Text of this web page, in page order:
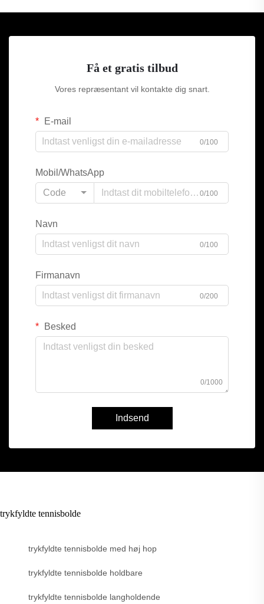
Få et gratis tilbud
Vores repræsentant vil kontakte dig snart.
E-mail
0/100
Mobil/WhatsApp
Code
0/100
Navn
0/100
Firmanavn
0/200
Besked
0/1000
Indsend
trykfyldte tennisbolde
trykfyldte tennisbolde med høj hop
trykfyldte tennisbolde holdbare
trykfyldte tennisbolde langholdende